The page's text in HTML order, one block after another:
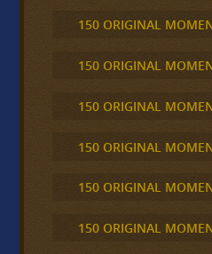
150 ORIGINAL
150 ORIGINAL
150 ORIGINAL
150 ORIGINAL
150 ORIGINAL
150 ORIGINAL